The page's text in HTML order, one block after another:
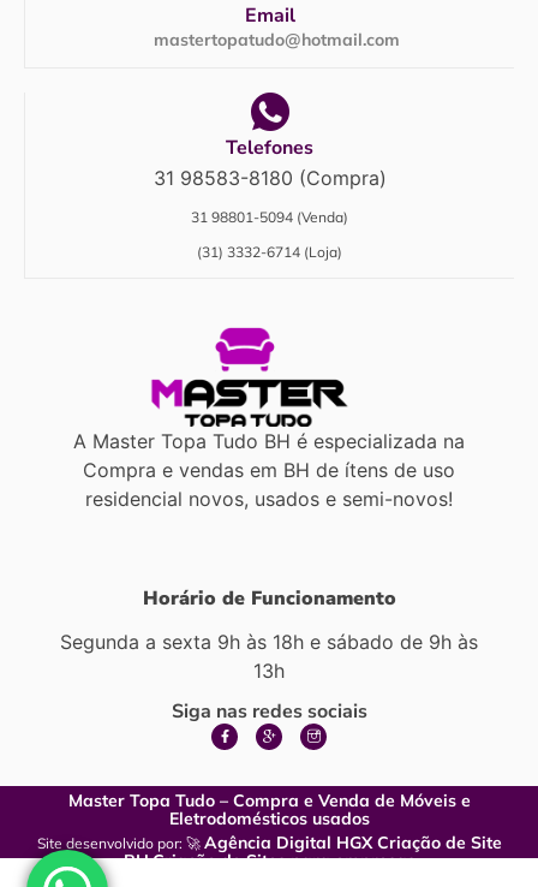
Email
mastertopatudo@hotmail.com
Telefones
31 98583-8180 (Compra)
31 98801-5094 (Venda)
(31) 3332-6714 (Loja)
A Master Topa Tudo BH é especializada na
Compra e vendas em BH de ítens de uso
residencial novos, usados e semi-novos!
Horário de Funcionamento
Segunda a sexta 9h às 18h e sábado de 9h às
13h
Siga nas redes sociais
Master Topa Tudo – Compra e Venda de Móveis e
Eletrodomésticos usados
Site desenvolvido por: 🚀 Agência Digital HGX Criação de Site
BHCriação de Sites para empresas